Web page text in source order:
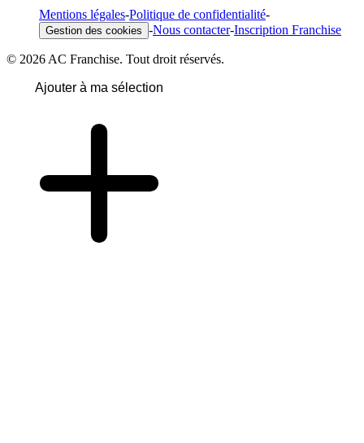
Mentions légales-Politique de confidentialité-
Gestion des cookies -Nous contacter-Inscription Franchise
© 2026 AC Franchise. Tout droit réservés.
Ajouter à ma sélection